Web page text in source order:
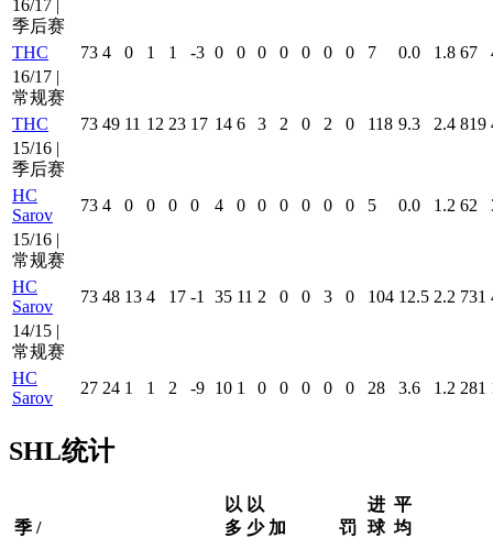
16/17 |
季后赛
THC
73 4 0 1 1 -3 0 0 0 0 0 0 0 7 0.0 1.8 67
16/17 |
常规赛
THC
73 49 11 12 23 17 14 6 3 2 0 2 0 118 9.3 2.4 819
15/16 |
季后赛
HC
Sarov
73 4 0 0 0 0 4 0 0 0 0 0 0 5 0.0 1.2 62
15/16 |
常规赛
HC
Sarov
73 48 13 4 17 -1 35 11 2 0 0 3 0 104 12.5 2.2 731
14/15 |
常规赛
HC
Sarov
27 24 1 1 2 -9 10 1 0 0 0 0 0 28 3.6 1.2 281
SHL统计
季 /
以
多
以
少 加
罚
进
球
平
均